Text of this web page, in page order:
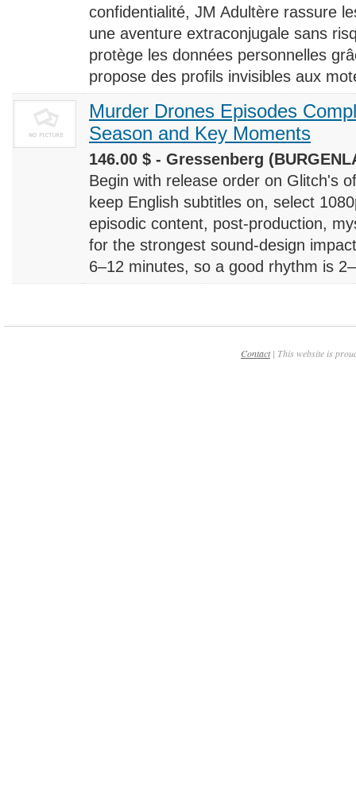
confidentialité, JM Adultère rassure
une aventure extraconjugale sans
protège les données personnelles
propose des profils invisibles aux
Murder Drones Episodes
Season and Key Moments
146.00 $ - Gressenberg
Begin with release order on Glitch's
keep English subtitles on, select
episodic content, post-production,
for the strongest sound-design
6–12 minutes, so a good rhythm is
Contact| This website is